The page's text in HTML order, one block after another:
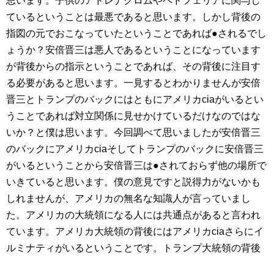
ているということは最悪であると思います。しかし背後の
指図の元でおこなっていたということであれば●されるでし
ょうか？安倍晋三は悪人であるということになっています
が背後からの指示ということであれば、その背後に注目す
る必要があると思います。一見するとわかりませんが安倍
晋三とトランプのバックにはともにアメリカciaがいるとい
うことであれば対立関係に見せかけているだけなのではな
いか？と僕は思います。今回調べて思いましたが安倍晋三
のバックにアメリカciaそしてトランプのバックに安倍晋三
がいるということから安倍晋三は●されておらず他の場所で
いきていると思います。僕の意見ですと説得力がないかも
しれませんが、アメリカの無名な知識人が言っていまし
た。アメリカの大統領になる人には共通点があると言われ
ています。アメリカ大統領の背後にはアメリカciaさらにイ
ルミナティがいるということです。トランプ大統領の背後